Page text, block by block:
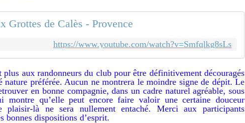
Grottes de Calès - Provence
https://www.youtube.com/watch?v=Smfqlkg8sLs
aux randonneurs du club pour être définitivement découragés
nature préférée. Aucun ne montrera le moindre signe de dépit. Le
en bonne compagnie, dans un cadre naturel agréable, sous
montre qu’elle peut encore faire valoir une certaine douceur
plaisir-là ne sera nullement entaché. Merci aux participants
bonnes dispositions d’esprit.